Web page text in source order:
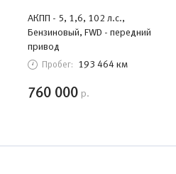
АКПП - 5, 1,6, 102 л.с.,
Бензиновый, FWD - передний
привод
Пробег: 193 464 км
760 000 р.